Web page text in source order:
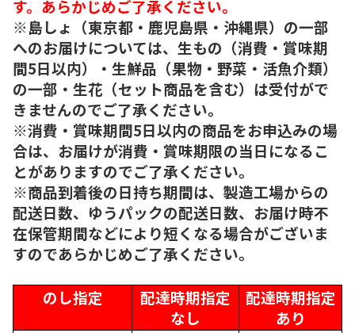
す。あらかじめご了承ください。
※島しょ（東京都・鹿児島県・沖縄県）の一部
へのお届けについては、生もの（消費・賞味期
間5日以内）・生鮮品（果物・野菜・活魚介類）
の一部・生花（セット商品を含む）は受付がで
きませんのでご了承ください。
※消費・賞味期間5日以内の商品をお申込みの場
合は、お届けが消費・賞味期限の当日になるこ
とがありますのでご了承ください。
※商品到着後の日持ち期間は、製造工場からの
配送日数、ゆうパックの配送日数、お届け時不
在保管期間などにより短くなる場合がございま
すのであらかじめご了承ください。
のし指定
配達時期指定
なし
配達時期指定
あり